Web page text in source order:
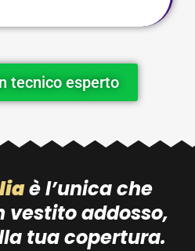
tecnico esperto
è l’unica che
vestito addosso,
tua copertura.